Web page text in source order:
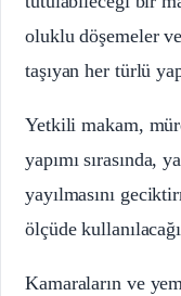
oluklu döşemeler
taşıyan her türlü
Yetkili makam,
yapımı sırasında,
yayılmasını
ölçüde
Kamaraların ve